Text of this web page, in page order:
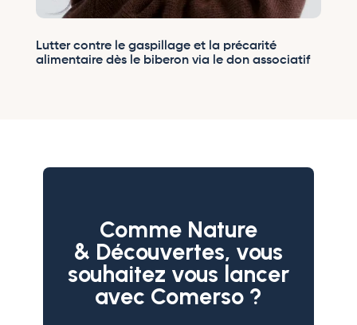
Lutter contre le gaspillage et la précarité
alimentaire dès le biberon via le don associatif
Comme Nature
& Découvertes, vous
souhaitez vous lancer
avec Comerso ?